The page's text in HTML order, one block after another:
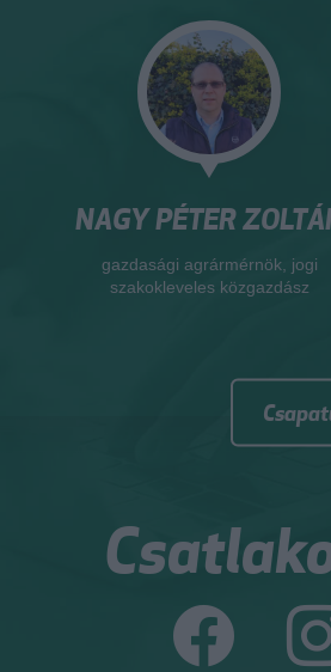
NAGY PÉTER
gazdasági agrármérnök, jogi
szakokleveles közgazdász